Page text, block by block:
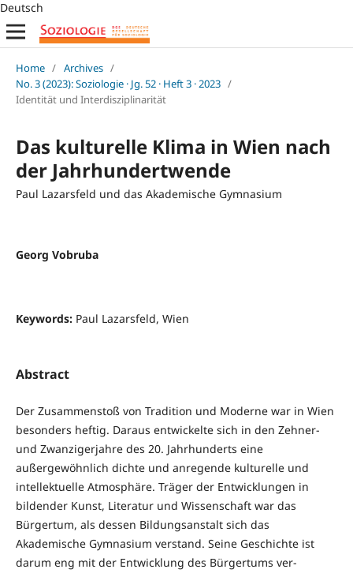
Deutsch
Home / Archives /
No. 3 (2023): Soziologie · Jg. 52 · Heft 3 · 2023 /
Identität und Interdisziplinarität
Das kulturelle Klima in Wien nach
der Jahrhundertwende
Paul Lazarsfeld und das Akademische Gymnasium
Georg Vobruba
Keywords: Paul Lazarsfeld, Wien
Abstract
Der Zusammenstoß von Tradition und Moderne war in Wien
besonders heftig. Daraus entwickelte sich in den Zehner-
und Zwanzigerjahre des 20. Jahrhunderts eine
außergewöhnlich dichte und anregende kulturelle und
intellektuelle Atmos­phä­re. Träger der Entwicklungen in
bildender Kunst, Literatur und Wissenschaft war das
Bürgertum, als dessen Bildungsanstalt sich das
Akademische Gymnasium ver­stand. Seine Geschichte ist
darum eng mit der Entwicklung des Bürgertums ver­